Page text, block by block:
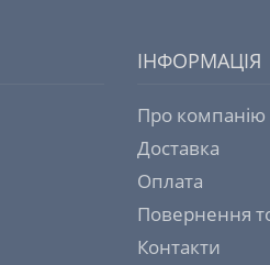
ІНФОРМАЦІЯ
Про компанію
Доставка
Оплата
Повернення
Контакти